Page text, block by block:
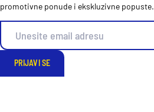
promotivne ponude i ekskluzivne popuste.
PRIJAVI SE